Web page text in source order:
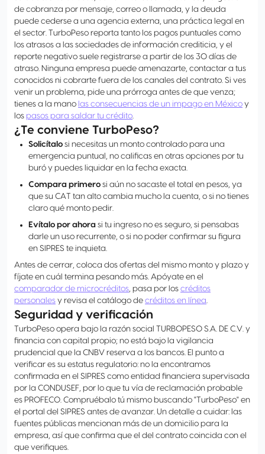
de cobranza por mensaje, correo o llamada, y la deuda
puede cederse a una agencia externa, una práctica legal en
el sector. TurboPeso reporta tanto los pagos puntuales como
los atrasos a las sociedades de información crediticia, y el
reporte negativo suele registrarse a partir de los 30 días de
atraso. Ninguna empresa puede amenazarte, contactar a tus
conocidos ni cobrarte fuera de los canales del contrato. Si ves
venir un problema, pide una prórroga antes de que venza;
tienes a la mano las consecuencias de un impago en México y
los pasos para saldar tu crédito.
¿Te conviene TurboPeso?
Solicítalo si necesitas un monto controlado para una
emergencia puntual, no calificas en otras opciones por tu
buró y puedes liquidar en la fecha exacta.
Compara primero si aún no sacaste el total en pesos, ya
que su CAT tan alto cambia mucho la cuenta, o si no tienes
claro qué monto pedir.
Evítalo por ahora si tu ingreso no es seguro, si pensabas
darle un uso recurrente, o si no poder confirmar su figura
en SIPRES te inquieta.
Antes de cerrar, coloca dos ofertas del mismo monto y plazo y
fíjate en cuál termina pesando más. Apóyate en el
comparador de microcréditos, pasa por los créditos
personales y revisa el catálogo de créditos en línea.
Seguridad y verificación
TurboPeso opera bajo la razón social TURBOPESO S.A. DE C.V. y
financia con capital propio; no está bajo la vigilancia
prudencial que la CNBV reserva a los bancos. El punto a
verificar es su estatus regulatorio: no la encontramos
confirmada en el SIPRES como entidad financiera supervisada
por la CONDUSEF, por lo que tu vía de reclamación probable
es PROFECO. Compruébalo tú mismo buscando "TurboPeso" en
el portal del SIPRES antes de avanzar. Un detalle a cuidar: las
fuentes públicas mencionan más de un domicilio para la
empresa, así que confirma que el del contrato coincida con el
que verifiques.